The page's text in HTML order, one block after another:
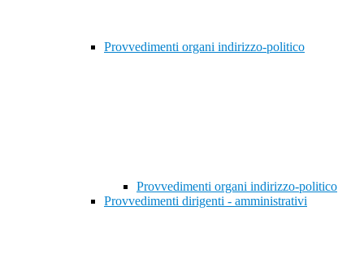
Provvedimenti organi indirizzo-politico
Provvedimenti organi indirizzo-politico
Provvedimenti dirigenti - amministrativi